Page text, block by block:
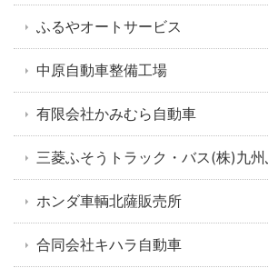
ふるやオートサービス
中原自動車整備工場
有限会社かみむら自動車
三菱ふそうトラック・バス(株)九
ホンダ車輌北薩販売所
合同会社キハラ自動車